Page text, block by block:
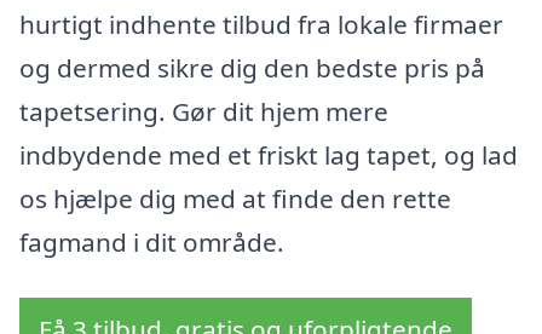
hurtigt indhente tilbud fra lokale firmaer
og dermed sikre dig den bedste pris på
tapetsering. Gør dit hjem mere
indbydende med et friskt lag tapet, og lad
os hjælpe dig med at finde den rette
fagmand i dit område.